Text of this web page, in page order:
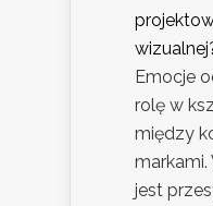
Emocje
rolę w
między
markami.
jest